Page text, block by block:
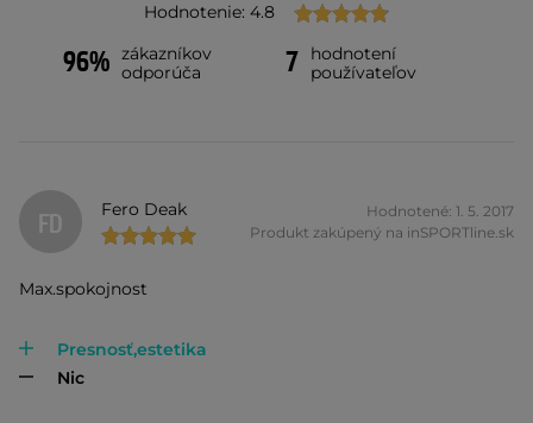
Hodnotenie: 4.8
96% zákazníkov
odporúča
7
hodnotení
používateľov
FD Fero Deak
Hodnotené: 1. 5. 2017
Produkt zakúpený na inSPORTline.sk
Max.spokojnost
Presnosť,estetika
Nic